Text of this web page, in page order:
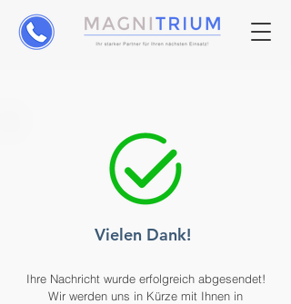
Vielen Dank!
Ihre Nachricht wurde erfolgreich abgesendet!
Wir werden uns in Kürze mit Ihnen in